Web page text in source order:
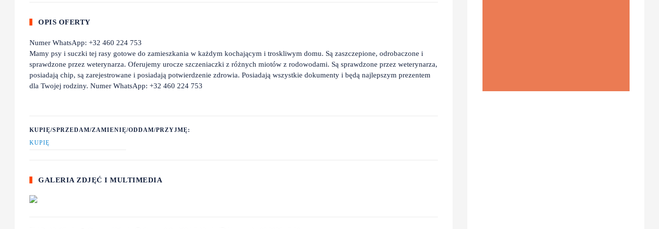
OPIS OFERTY
Numer WhatsApp: +32 460 224 753
Mamy psy i suczki tej rasy gotowe do zamieszkania w każdym kochającym i troskliwym domu. Są zaszczepione, odrobaczone i
sprawdzone przez weterynarza. Oferujemy urocze szczeniaczki z różnych miotów z rodowodami. Są sprawdzone przez weterynarza,
posiadają chip, są zarejestrowane i posiadają potwierdzenie zdrowia. Posiadają wszystkie dokumenty i będą najlepszym prezentem
dla Twojej rodziny. Numer WhatsApp: +32 460 224 753
KUPIĘ/SPRZEDAM/ZAMIENIĘ/ODDAM/PRZYJMĘ:
KUPIĘ
GALERIA ZDJĘĆ I MULTIMEDIA